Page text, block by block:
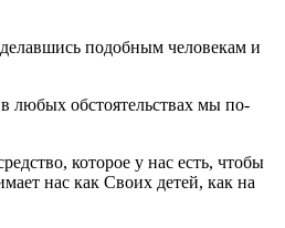
подобным человекам и
любых обстоятельствах мы по-
которое у нас есть, чтобы
нас как Своих детей, как на